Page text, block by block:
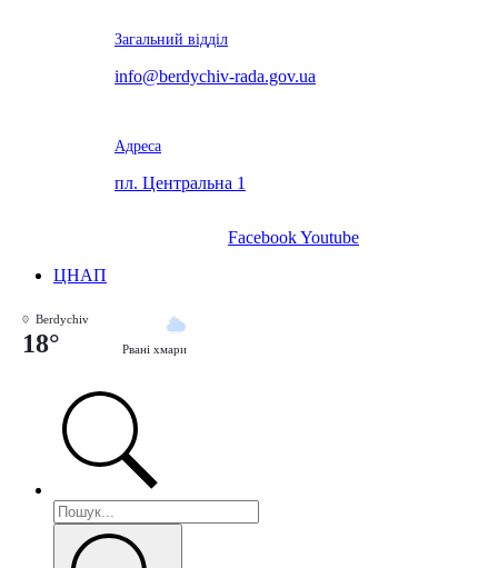
Загальний відділ
info@berdychiv-rada.gov.ua
Адреса
пл. Центральна 1
FacebookYoutube
ЦНАП
Berdychiv
18° Рвані хмари